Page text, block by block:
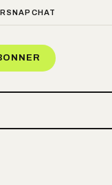
SNAPCHAT